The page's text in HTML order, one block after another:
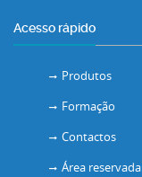
Acesso rápido
Produtos
Formação
Contactos
Área reservada